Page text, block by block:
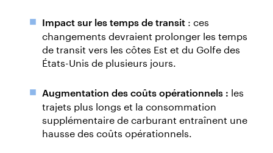
Impact sur les temps de transit: ces
changements devraient prolonger les temps
de transit vers les côtes Est et du Golfe des
États-Unis de plusieurs jours.
Augmentation des coûts opérationnels : les
trajets plus longs et la consommation
supplémentaire de carburant entraînent une
hausse des coûts opérationnels.